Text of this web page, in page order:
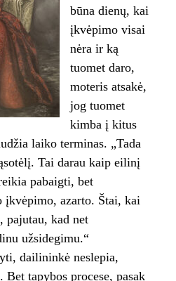
būna dienų, kai
įkvėpimo visai
nėra ir ką
tuomet daro,
moteris atsakė,
jog tuomet
kimba į kitus
laiko terminas. „Tada
Tai darau kaip eilinį
pabaigti, bet
įkvėpimo, azarto. Štai, kai
pajutau, kad net
užsidegimu.“
dailininkė neslepia,
tapybos procese, pasak